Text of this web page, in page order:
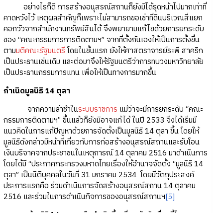
อย่างไรก็ดี การสร้างอนุสรณ์สถานก็ยังมิได้รุดหน้าไปมากเท่าที่
คาดหวังไว้ เหตุผลสำคัญก็เพราะไม่สามารถขอเช่าที่ดินบริเวณสี่แยก
คอกวัวจากสำนักงานทรัพย์สินได้ จึงพยายามแก้ไขด้วยการยกระดับ
ของ “คณะกรรมการการติดตามฯ” จากที่ตั้งกันเองให้เป็นการตั้งขึ้น
ตามมติคณะรัฐมนตรีโดยในชั้นแรก ยังให้ศาสตราจารย์ระพี สาคริก
เป็นประธานเช่นเดิม และต่อมาจึงให้รัฐมนตรีว่าการทบวงมหาวิทยาลัย
เป็นประธานกรรมการแทน เพื่อให้เป็นทางการมากขึ้น
กำเนิดมูลนิธิ 14 ตุลา
จากความล่าช้าในระบบราชการ แม้ว่าจะมีการยกระดับ “คณะ
กรรมการติดตามฯ” ขึ้นแล้วก็ยังมิอาจแก้ได้ ในปี 2533 จึงได้เริ่มมี
แนวคิดในการแก้ปัญหาด้วยการจัดตั้งเป็นมูลนิธิ 14 ตุลา ขึ้น โดยให้
มูลนิธิดังกล่าวมีหน้าที่เกี่ยวกับการก่อสร้างอนุสรณ์สถานและรับโอน
เงินบริจาคจากประชาชนในเหตุการณ์ 14 ตุลาคม 2516 มาดำเนินการ
โดยได้มี “ประกาศกระทรวงมหาดไทยเรื่องให้อำนาจจัดตั้ง “มูลนิธิ 14
ตุลา” เป็นนิติบุคคลในวันที่ 31 มกราคม 2534 โดยมีวัตถุประสงค์
ประการแรกคือ ร่วมดำเนินการจัดสร้างอนุสรณ์สถาน 14 ตุลาคม
2516 และร่วมในการดำเนินกิจการของอนุสรณ์สถานฯ[5]